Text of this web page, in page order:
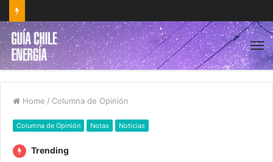
Home / Columna de Opinión
Columna de Opinión Notas Noticias
Trending